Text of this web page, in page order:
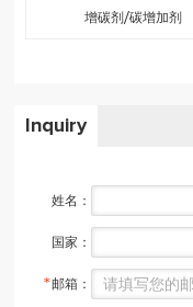
增碳剂/碳增加剂
Inquiry
姓名：
国家：
*邮箱：